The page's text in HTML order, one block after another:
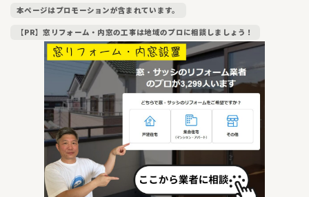
本ページはプロモーションが含まれています。
【PR】窓リフォーム・内窓の工事は地域のプロに相談しましょう！